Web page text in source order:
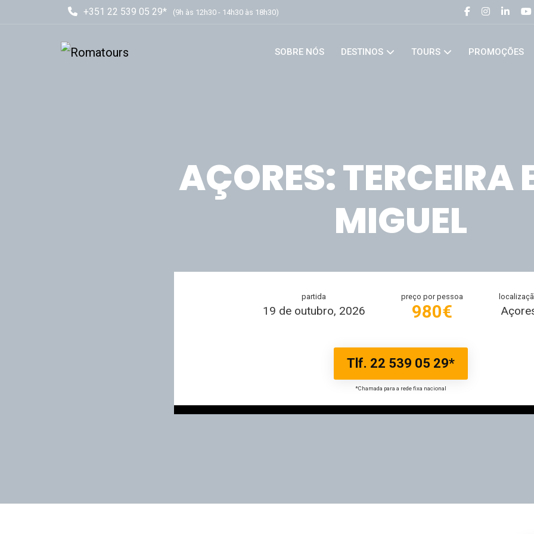
+351 22 539 05 29* (9h às 12h30 - 14h30 às 18h30)
SOBRE NÓS DESTINOS TOURS PROMOÇÕES
AÇORES: TERCEIRA
MIGUEL
partida
19 de outubro, 2026
preço por pessoa
980€
Tlf. 22 539 05 29*
*Chamada para a rede fixa nacional